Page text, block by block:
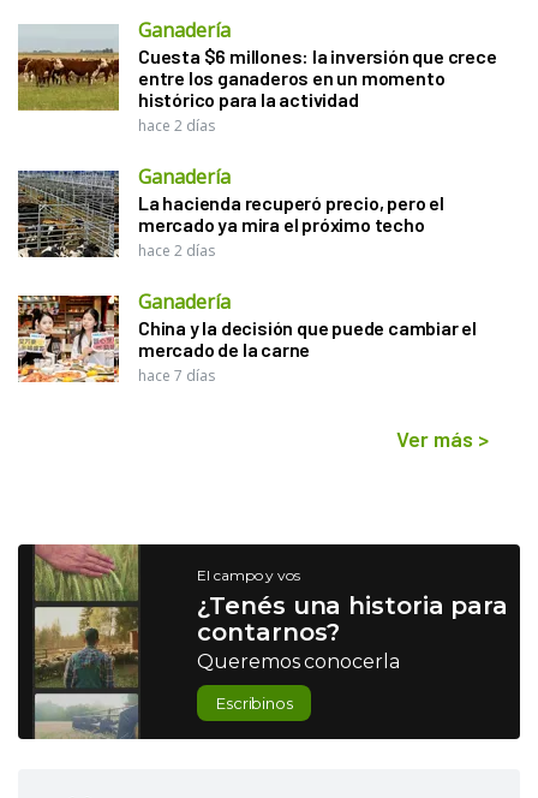
Ganadería
Cuesta $6 millones: la inversión que crece
entre los ganaderos en un momento
histórico para la actividad
hace 2 días
Ganadería
La hacienda recuperó precio, pero el
mercado ya mira el próximo techo
hace 2 días
Ganadería
China y la decisión que puede cambiar el
mercado de la carne
hace 7 días
Ver más >
El campo y vos
¿Tenés una historia para
contarnos?
Queremos conocerla
Escribinos